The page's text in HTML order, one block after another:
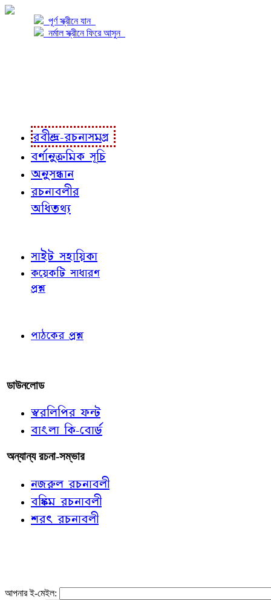
পূর্ণ স্ক্রীনে যান
নর্মাল স্ক্রীনে ফিরে আসুন
রবীন্দ্র-রচনাসমগ্র
বর্ণানুক্রমিক সূচি
অনুসন্ধান
রচনাবলীর
অধিতথ্য
সাইট সহায়িকা
কয়েকটি সাধারণ
প্রশ্ন
পাঠকের প্রশ্ন
ডাউনলোড
স্বরলিপির ফন্ট
বাংলা কি-বোর্ড
অন্যান্য রচনা-সম্ভার
নজরুল রচনাবলী
বঙ্কিম রচনাবলী
শরৎ রচনাবলী
আপনার ই-মেইল: